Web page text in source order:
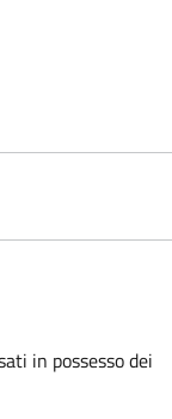
in possesso dei